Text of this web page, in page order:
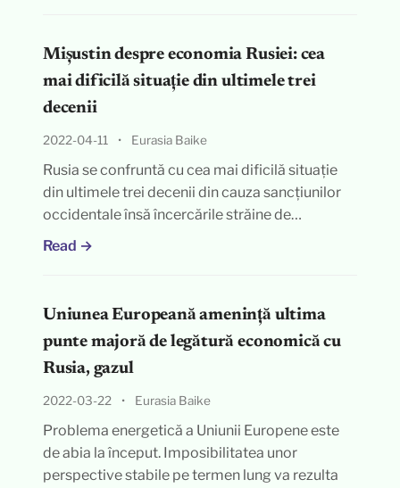
Mișustin despre economia Rusiei: cea
mai dificilă situație din ultimele trei
decenii
2022-04-11 • Eurasia Baike
Rusia se confruntă cu cea mai dificilă situație
din ultimele trei decenii din cauza sancțiunilor
occidentale însă încercările străine de…
Read →
Uniunea Europeană amenință ultima
punte majoră de legătură economică cu
Rusia, gazul
2022-03-22 • Eurasia Baike
Problema energetică a Uniunii Europene este
de abia la început. Imposibilitatea unor
perspective stabile pe termen lung va rezulta